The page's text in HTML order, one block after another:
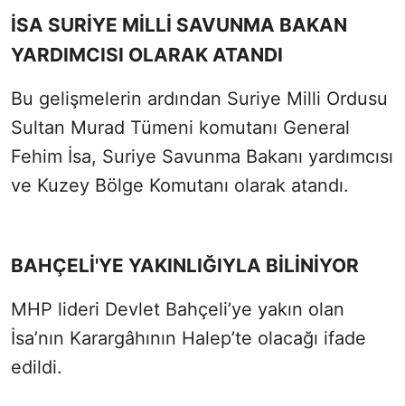
İSA SURİYE MİLLİ SAVUNMA BAKAN
YARDIMCISI OLARAK ATANDI
Bu gelişmelerin ardından Suriye Milli Ordusu
Sultan Murad Tümeni komutanı General
Fehim İsa, Suriye Savunma Bakanı yardımcısı
ve Kuzey Bölge Komutanı olarak atandı.
BAHÇELİ'YE YAKINLIĞIYLA BİLİNİYOR
MHP lideri Devlet Bahçeli’ye yakın olan
İsa’nın Karargâhının Halep’te olacağı ifade
edildi.